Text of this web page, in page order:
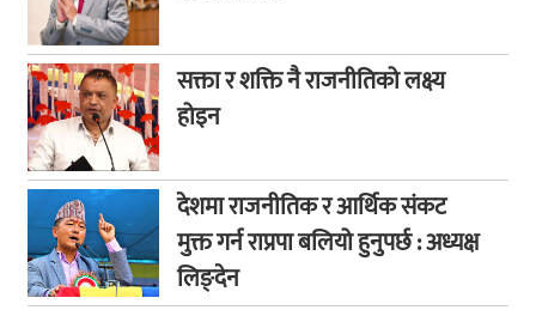
सक्ता र शक्ति नै राजनीतिको लक्ष्य
होइन
देशमा राजनीतिक र आर्थिक संकट
मुक्त गर्न राप्रपा बलियो हुनुपर्छ : अध्यक्ष
लिङ्देन